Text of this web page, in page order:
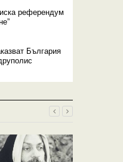
референдум
България